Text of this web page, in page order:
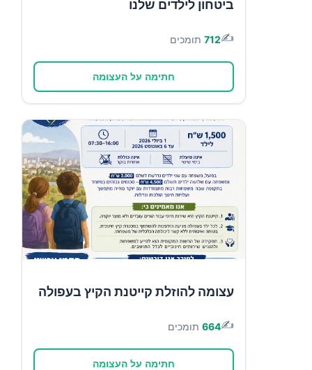
ביטחון לילדים שלנו
✍️
712 תומכים
חתימה על העצומה
עצומה להוזלת קייטנת הקיץ בעפולה
✍️
664 תומכים
חתימה על העצומה